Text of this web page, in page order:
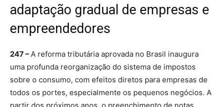
adaptação gradual de empresas e
empreendedores
247 –A reforma tributária aprovada no Brasil inaugura
uma profunda reorganização do sistema de impostos
sobre o consumo, com efeitos diretos para empresas de
todos os portes, especialmente os pequenos negócios. A